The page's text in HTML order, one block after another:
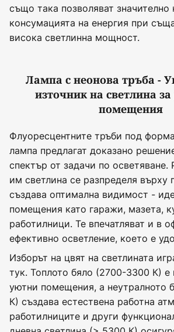
също така позволяват значително
консумацията на енергия при
висока светлинна мощност.
Лампа с неонова тръба -
източник на светлина
помещения
Флуоресцентните тръби под
лампа предлагат доказано
спектър от задачи по осветяване.
им светлина се разпределя върху
създава оптимална видимост -
помещения като гаражи, мазета,
работилници. Те впечатляват и в
ефективно осветление, което е
Изборът на цвят на светлината
тук. Топлото бяло (2700-3300 К)
уютни помещения, а неутралното
К) създава естествена работна
работилниците и други